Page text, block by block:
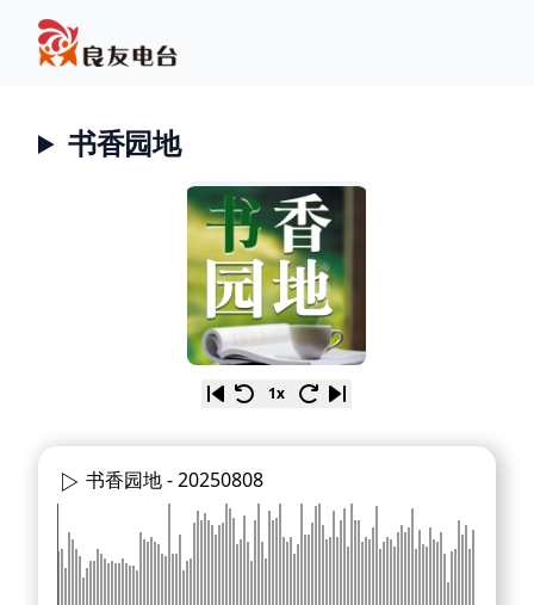
书香园地
1x
书香园地 -20250808